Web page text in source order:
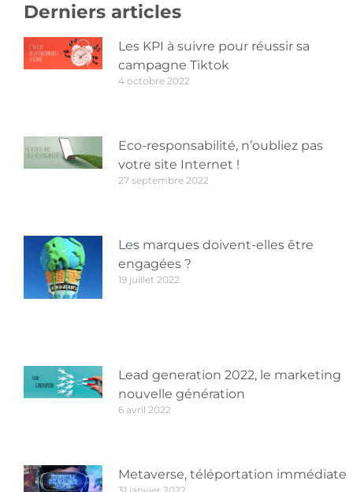
Derniers articles
Les KPI à suivre pour réussir sa
campagne Tiktok
4 octobre 2022
Eco-responsabilité, n’oubliez pas
votre site Internet !
27 septembre 2022
Les marques doivent-elles être
engagées ?
19 juillet 2022
Lead generation 2022, le marketing
nouvelle génération
6 avril 2022
Metaverse, téléportation immédiate